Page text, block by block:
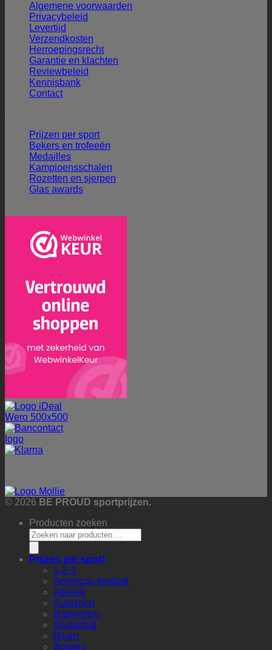
Algemene voorwaarden
Privacybeleid
Levertijd
Verzendkosten
Herroepingsrecht
Garantie en klachten
Reviewbeleid
Kennisbank
Contact
Prijzen per sport
Bekers en trofeeën
Medailles
Kampioensschalen
Rozetten en sjerpen
Glas awards
© 2026 BE PROUD sportprijzen.
Producten zoeken
Prijzen per sport
1-2-3
American football
Atletiek
Autosport
Badminton
Basketbal
Biljart
Boksen